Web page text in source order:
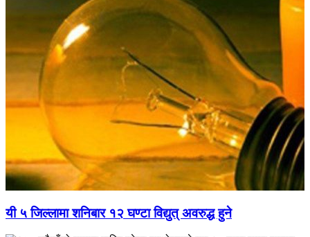
यी ५ जिल्लामा शनिबार १२ घण्टा विद्युत् अवरुद्ध हुने